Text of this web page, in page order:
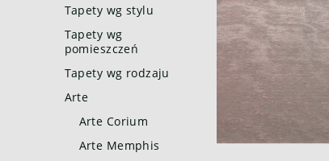
Tapety wg stylu
Tapety wg
pomieszczeń
Tapety wg rodzaju
Arte
Arte Corium
Arte Memphis